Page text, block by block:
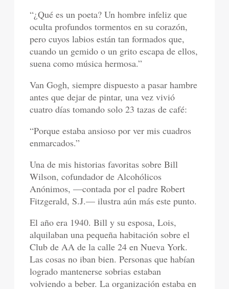
“¿Qué es un poeta? Un hombre infeliz que
oculta profundos tormentos en su corazón,
pero cuyos labios están tan formados que,
cuando un gemido o un grito escapa de ellos,
suena como música hermosa.”
Van Gogh, siempre dispuesto a pasar hambre
antes que dejar de pintar, una vez vivió
cuatro días tomando solo 23 tazas de café:
“Porque estaba ansioso por ver mis cuadros
enmarcados.”
Una de mis historias favoritas sobre Bill
Wilson, cofundador de Alcohólicos
Anónimos, —contada por el padre Robert
Fitzgerald, S.J.— ilustra aún más este punto.
El año era 1940. Bill y su esposa, Lois,
alquilaban una pequeña habitación sobre el
Club de AA de la calle 24 en Nueva York.
Las cosas no iban bien. Personas que habían
logrado mantenerse sobrias estaban
volviendo a beber. La organización estaba en